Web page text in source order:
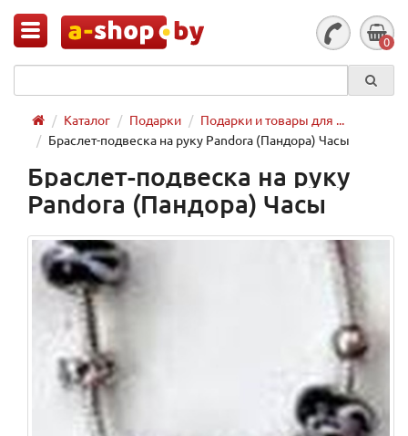
0
Каталог Подарки
Подарки и товары для ...
Браслет-подвеска на руку Pandora (Пандора) Часы
Браслет-подвеска на руку
Pandora (Пандора) Часы